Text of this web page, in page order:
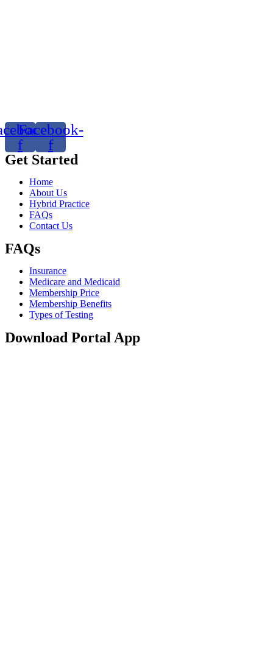
f
Facebook-
f
Get Started
Home
About Us
Hybrid Practice
FAQs
Contact Us
FAQs
Insurance
Medicare and Medicaid
Membership Price
Membership Benefits
Types of Testing
Download Portal App